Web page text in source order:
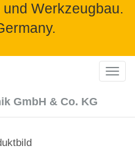
Werkzeugbau.
GmbH & Co. KG